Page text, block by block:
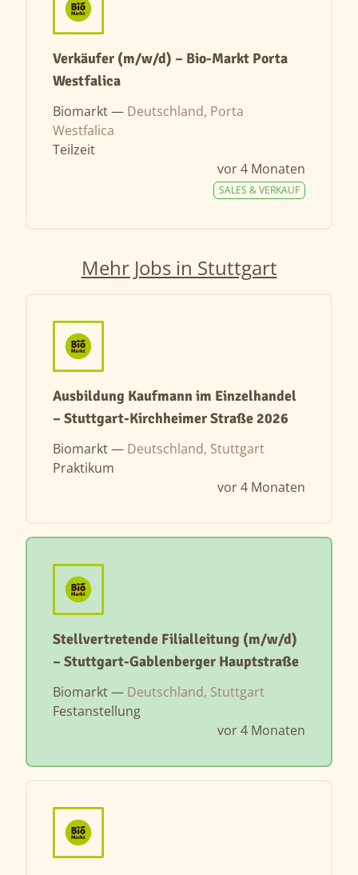
Verkäufer (m/w/d) – Bio-Markt Porta
Westfalica
Biomarkt — Deutschland, Porta
Westfalica
Teilzeit
vor 4 Monaten
SALES & VERKAUF
Mehr Jobs in Stuttgart
Ausbildung Kaufmann im Einzelhandel
– Stuttgart-Kirchheimer Straße 2026
Biomarkt — Deutschland, Stuttgart
Praktikum
vor 4 Monaten
Stellvertretende Filialleitung (m/w/d)
– Stuttgart-Gablenberger Hauptstraße
Biomarkt — Deutschland, Stuttgart
Festanstellung
vor 4 Monaten